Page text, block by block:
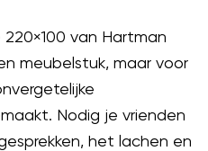
van Hartman
meubelstuk, maar voor
Nodig je vrienden
het lachen en